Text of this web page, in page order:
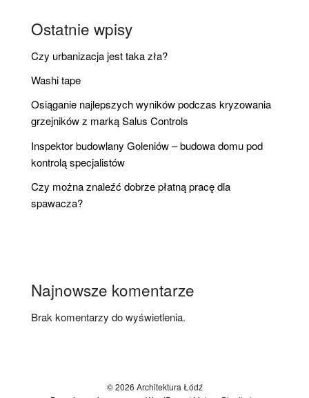
Ostatnie wpisy
Czy urbanizacja jest taka zła?
Washi tape
Osiąganie najlepszych wyników podczas kryzowania
grzejników z marką Salus Controls
Inspektor budowlany Goleniów – budowa domu pod
kontrolą specjalistów
Czy można znaleźć dobrze płatną pracę dla
spawacza?
Najnowsze komentarze
Brak komentarzy do wyświetlenia.
© 2026 Architektura Łódź